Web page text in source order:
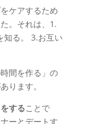
ケアするため
。それは、1.
知る。 3.お互い
間を作る」の
ります。
することで
ーとデートす